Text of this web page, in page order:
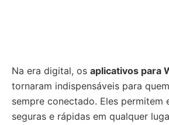
Na era digital, os aplicativos para
tornaram indispensáveis para
sempre conectado. Eles permitem
seguras e rápidas em qualquer